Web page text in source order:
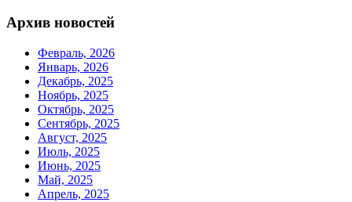
Архив новостей
Февраль, 2026
Январь, 2026
Декабрь, 2025
Ноябрь, 2025
Октябрь, 2025
Сентябрь, 2025
Август, 2025
Июль, 2025
Июнь, 2025
Май, 2025
Апрель, 2025